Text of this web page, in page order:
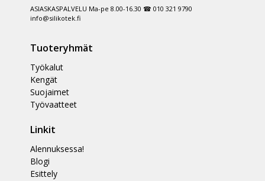
ASIASKASPALVELU Ma-pe 8.00-16.30 ☎ 010 321 9790
info@silikotek.fi
Tuoteryhmät
Työkalut
Kengät
Suojaimet
Työvaatteet
Linkit
Alennuksessa!
Blogi
Esittely